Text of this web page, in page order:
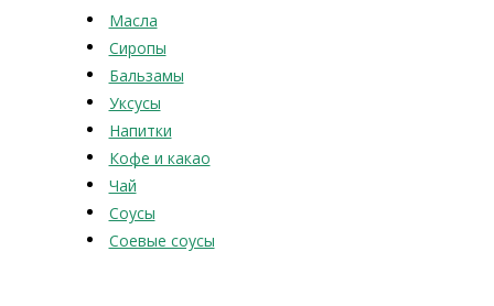
Масла
Сиропы
Бальзамы
Уксусы
Напитки
Кофе и какао
Чай
Соусы
Соевые соусы